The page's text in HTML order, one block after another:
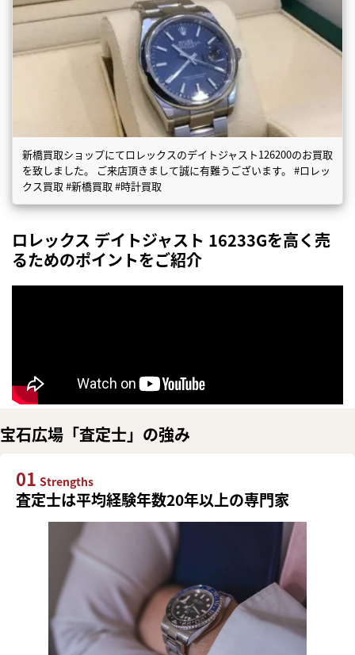
新橋買取ショップにてロレックスのデイトジャスト126200のお買取
を致しました。 ご来店頂きまして誠に有難うございます。 #ロレッ
クス買取 #新橋買取 #時計買取
ロレックス デイトジャスト 16233Gを高く売
るためのポイントをご紹介
宝石広場「査定士」の強み
01 Strengths
査定士は平均経験年数20年以上の専門家